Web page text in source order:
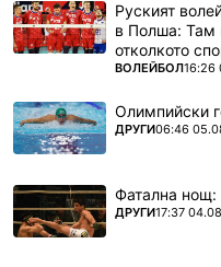
Руският
в Полша: Там
отколкото
ПОВЕЧЕ ОТ
ВОЛЕЙБОЛ16:26
Олимпийски
ПОВЕЧЕ ОТ
ДРУГИ06:46
Фатална нощ:
ПОВЕЧЕ ОТ
ДРУГИ17:37